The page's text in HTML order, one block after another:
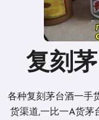
复刻
各种复刻茅台酒一手
货渠道,一比一A货茅